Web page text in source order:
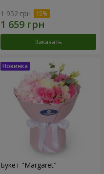
1 952 грн
Заказать
Букет "Margaret"